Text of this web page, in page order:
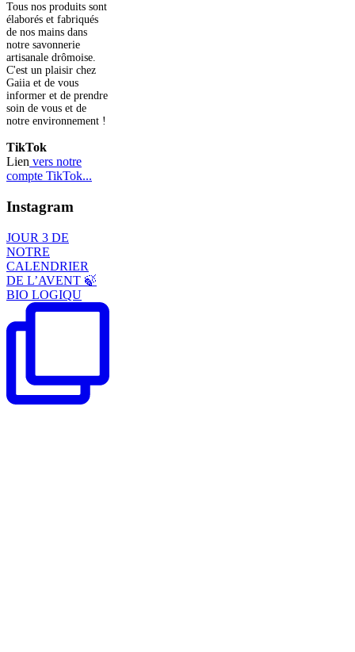
Tous nos produits sont
élaborés et fabriqués
de nos mains dans
notre savonnerie
artisanale drômoise.
C'est un plaisir chez
Gaiia et de vous
informer et de prendre
soin de vous et de
notre environnement !
TikTok
Lien vers notre
compte TikTok...
Instagram
JOUR 3 DE
NOTRE
CALENDRIER
DE L’AVENT 🍃
BIO LOGIQU